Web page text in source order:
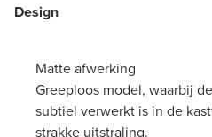
Design
Matte afwerking
Greeploos model, waarbij
subtiel verwerkt is in de
strakke uitstraling.